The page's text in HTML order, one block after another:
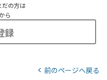
だの方は
ら
録
前のページへ戻る